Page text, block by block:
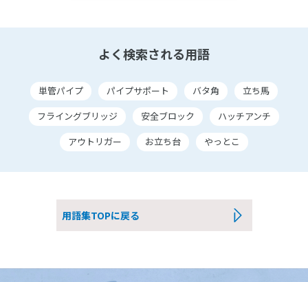
よく検索される用語
単管パイプ パイプサポート バタ角
立ち馬
フライングブリッジ
安全ブロック
ハッチアンチ
アウトリガー
お立ち台 やっとこ
用語集TOPに戻る